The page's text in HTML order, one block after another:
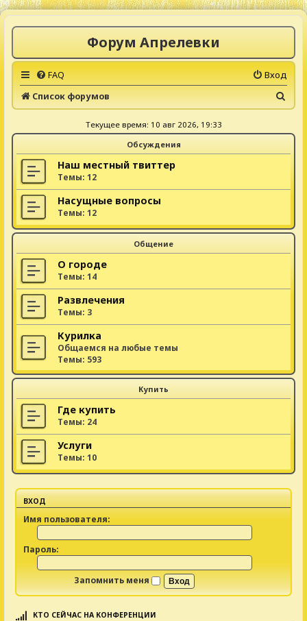
Форум Апрелевки
FAQ
Вход
Список форумов
о
Текущее время: 10 авг 2026, 19:33
Обсуждения
Наш местный твиттер
Темы: 12
Насущные вопросы
Темы: 12
Общение
О городе
Темы: 14
Развлечения
Темы: 3
Курилка
Общаемся на любые темы
Темы: 593
Купить
Где купить
Темы: 24
Услуги
Темы: 10
ВХОД
Имя пользователя:
Пароль:
Запомнить меня
КТО СЕЙЧАС НА КОНФЕРЕНЦИИ